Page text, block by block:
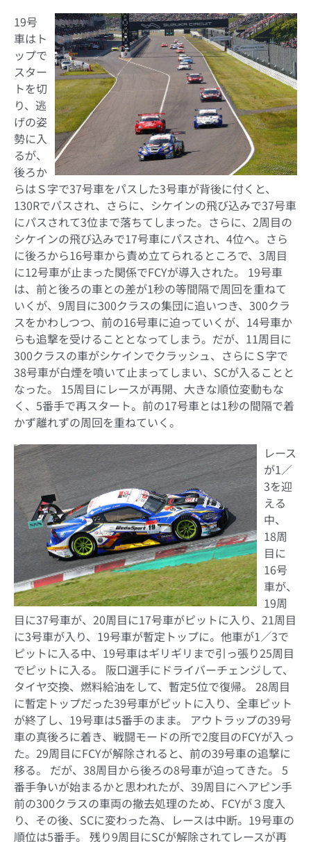
19号
車はト
ップで
スター
トを切
り、逃
げの姿
勢に入
るが、
後ろか
らはＳ字で37号車をパスした3号車が背後に付くと、
130Rでパスされ、さらに、シケインの飛び込みで37号車
にパスされて3位まで落ちてしまった。さらに、2周目の
シケインの飛び込みで17号車にパスされ、4位へ。さら
に後ろから16号車から責め立てられるところで、3周目
に12号車が止まった関係でFCYが導入された。 19号車
は、前と後ろの車との差が1秒の等間隔で周回を重ねて
いくが、9周目に300クラスの集団に追いつき、300クラ
スをかわしつつ、前の16号車に迫っていくが、14号車か
らも追撃を受けることとなってしまう。だが、11周目に
300クラスの車がシケインでクラッシュ、さらにＳ字で
38号車が白煙を噴いて止まってしまい、SCが入ることと
なった。 15周目にレースが再開、大きな順位変動もな
く、5番手で再スタート。前の17号車とは1秒の間隔で着
かず離れずの周回を重ねていく。
レース
が1／
3を迎
える
中、
18周
目に
16号
車が、
19周
目に37号車が、20周目に17号車がピットに入り、21周目
に3号車が入り、19号車が暫定トップに。他車が1／3で
ピットに入る中、19号車はギリギリまで引っ張り25周目
でピットに入る。 阪口選手にドライバーチェンジして、
タイヤ交換、燃料給油をして、暫定5位で復帰。 28周目
に暫定トップだった39号車がピットに入り、全車ピット
が終了し、19号車は5番手のまま。 アウトラップの39号
車の真後ろに着き、戦闘モードの所で2度目のFCYが入っ
た。29周目にFCYが解除されると、前の39号車の追撃に
移る。 だが、38周目から後ろの8号車が迫ってきた。 5
番手争いが始まるかと思われたが、39周目にヘアピン手
前の300クラスの車両の撤去処理のため、FCYが３度入
り、その後、SCに変わった為、レースは中断。19号車の
順位は5番手。 残り9周目にSCが解除されてレースが再